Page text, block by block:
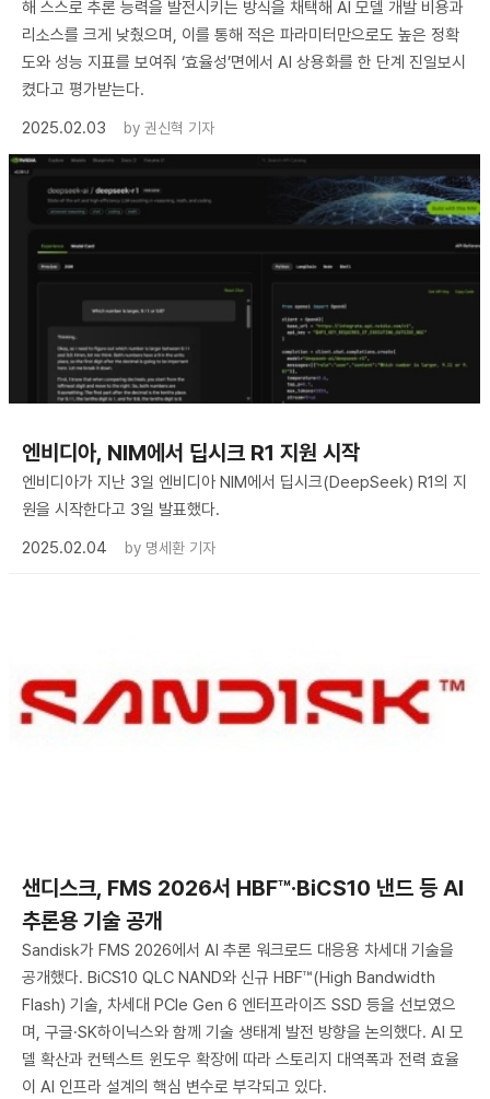
해 스스로 추론 능력을 발전시키는 방식을 채택해 AI 모델 개발 비용과
리소스를 크게 낮췄으며, 이를 통해 적은 파라미터만으로도 높은 정확
도와 성능 지표를 보여줘 ‘효율성’면에서 AI 상용화를 한 단계 진일보시
켰다고 평가받는다.
2025.02.03
by 권신혁 기자
​엔비디아, NIM에서 딥시크 R1 지원 시작
엔비디아가 지난 3일 엔비디아 NIM에서 딥시크(DeepSeek) R1의 지
원을 시작한다고 3일 발표했다.
2025.02.04
by 명세환 기자
샌디스크, FMS 2026서 HBF™·BiCS10 낸드 등 AI
추론용 기술 공개
Sandisk가 FMS 2026에서 AI 추론 워크로드 대응용 차세대 기술을
공개했다. BiCS10 QLC NAND와 신규 HBF™(High Bandwidth
Flash) 기술, 차세대 PCIe Gen 6 엔터프라이즈 SSD 등을 선보였으
며, 구글·SK하이닉스와 함께 기술 생태계 발전 방향을 논의했다. AI 모
델 확산과 컨텍스트 윈도우 확장에 따라 스토리지 대역폭과 전력 효율
이 AI 인프라 설계의 핵심 변수로 부각되고 있다.